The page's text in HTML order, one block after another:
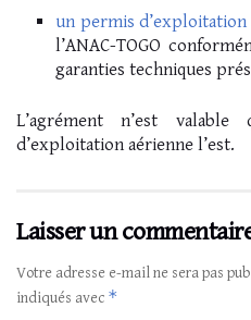
un permis d’exploitation
l’ANAC-TOGO
garanties techniques
L’agrément n’est
d’exploitation aérienne l’est.
Laisser un
Votre adresse e-mail ne sera pas
indiqués avec *